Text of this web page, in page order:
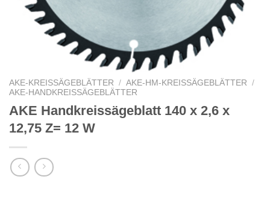
AKE-KREISSÄGEBLÄTTER / AKE-HM-KREISSÄGEBLÄTTER
/
AKE-HANDKREISSÄGEBLÄTTER
AKE Handkreissägeblatt 140 x 2,6 x
12,75 Z= 12 W